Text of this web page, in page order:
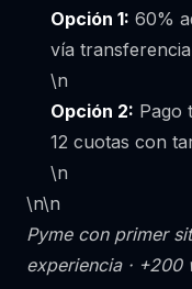
Opción 1: 60%
vía
\n
Opción 2: Pago
12 cuotas con
\n
\n\n
Pyme con primer
experiencia · +200